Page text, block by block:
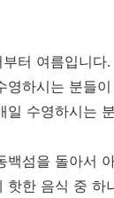
터 여름입니다.
영하시는 분들
일 수영하시는
백섬을 돌아서
핫한 음식 중 하